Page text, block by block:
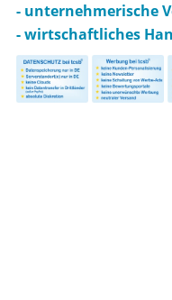
- unternehmerische
- wirtschaftliches